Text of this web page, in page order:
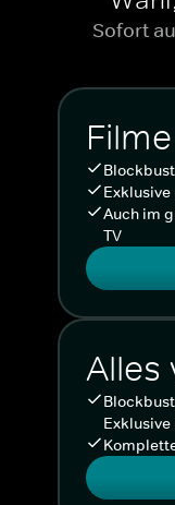
Sofort
Auch im
TV
Alles